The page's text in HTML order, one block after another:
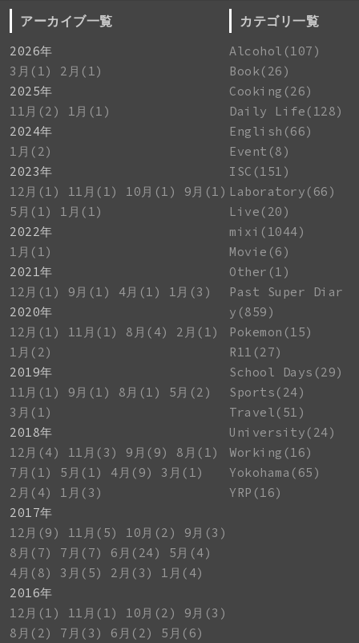
アーカイブ一覧
2026年
3月(1)
2月(1)
2025年
11月(2)
1月(1)
2024年
1月(2)
2023年
12月(1)
11月(1) 10月(1)
9月(1)
5月(1)
1月(1)
2022年
1月(1)
2021年
12月(1)
9月(1) 4月(1)
1月(3)
2020年
12月(1)
11月(1) 8月(4)
2月(1)
1月(2)
2019年
11月(1)
9月(1) 8月(1)
5月(2)
3月(1)
2018年
12月(4)
11月(3) 9月(9)
8月(1)
7月(1)
5月(1) 4月(9)
3月(1)
2月(4)
1月(3)
2017年
12月(9)
11月(5) 10月(2)
9月(3)
8月(7)
7月(7) 6月(24)
5月(4)
4月(8)
3月(5) 2月(3)
1月(4)
2016年
12月(1)
11月(1) 10月(2)
9月(3)
8月(2)
7月(3) 6月(2)
5月(6)
カテゴリ一覧
Alcohol(107)
Book(26)
Cooking(26)
Daily Life(128)
English(66)
Event(8)
ISC(151)
Laboratory(66)
Live(20)
mixi(1044)
Movie(6)
Other(1)
Past Super Diar
y(859)
Pokemon(15)
R11(27)
School Days(29)
Sports(24)
Travel(51)
University(24)
Working(16)
Yokohama(65)
YRP(16)